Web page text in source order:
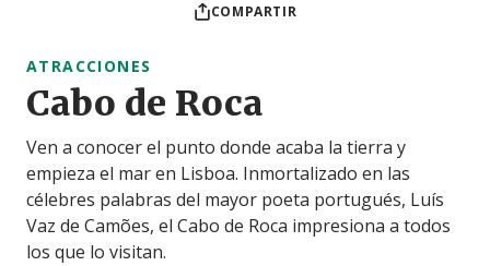
COMPARTIR
ATRACCIONES
Cabo de Roca
Ven a conocer el punto donde acaba la tierra y
empieza el mar en Lisboa. Inmortalizado en las
célebres palabras del mayor poeta portugués, Luís
Vaz de Camões, el Cabo de Roca impresiona a todos
los que lo visitan.